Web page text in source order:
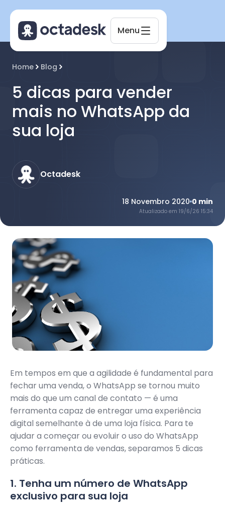
Menu
Home Blog
5 dicas para vender
mais no WhatsApp da
sua loja
Octadesk
18 Novembro 2020 0 min
Atualizado em 19/6/26 15:34
Em tempos em que a agilidade é fundamental para
fechar uma venda, o WhatsApp se tornou muito
mais do que um canal de contato — é uma
ferramenta capaz de entregar uma experiência
digital semelhante à de uma loja física. Para te
ajudar a começar ou evoluir o uso do WhatsApp
como ferramenta de vendas, separamos 5 dicas
práticas.
1. Tenha um número de WhatsApp
exclusivo para sua loja
Octadesk